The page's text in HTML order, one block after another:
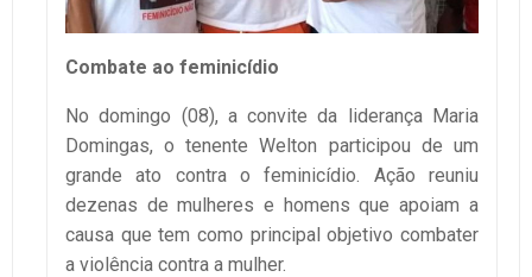
Combate ao feminicídio
No domingo (08), a convite da liderança Maria
Domingas, o tenente Welton participou de um
grande ato contra o feminicídio. Ação reuniu
dezenas de mulheres e homens que apoiam a
causa que tem como principal objetivo combater
a violência contra a mulher.